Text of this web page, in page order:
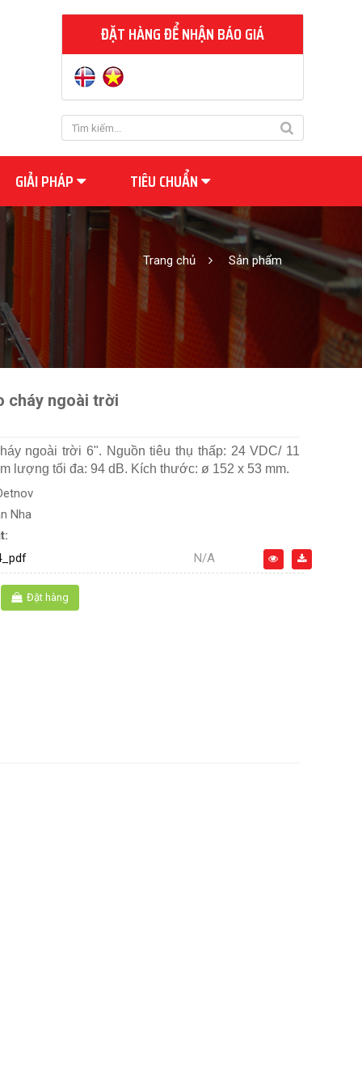
ĐẶT HÀNG ĐỂ NHẬN BÁO GIÁ
GIẢI PHÁP TIÊU CHUẨN
Trang chủ Sản phẩm
cháy ngoài trời
ngoài trời 6". Nguồn tiêu thụ thấp: 24 VDC/ 11
lượng tối đa: 94 dB. Kích thước: ø 152 x 53 mm.
Nha
N/A
Đặt hàng